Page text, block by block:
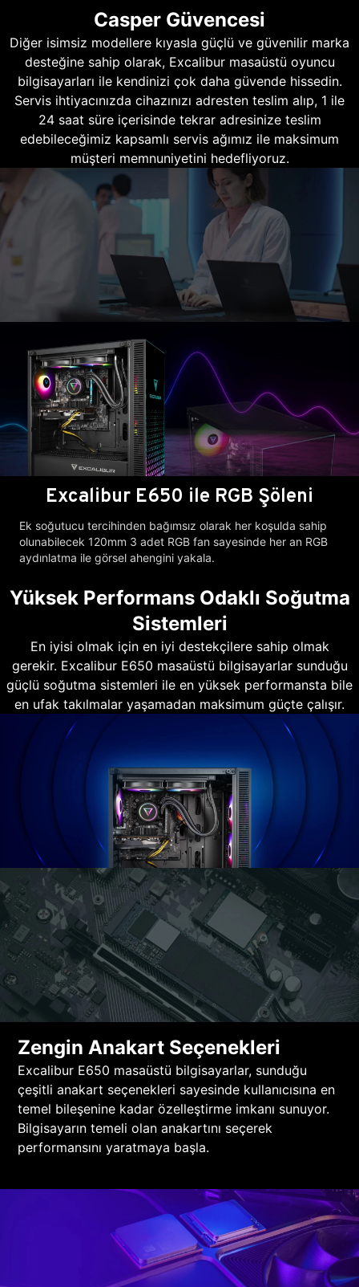
Casper Güvencesi
Diğer isimsiz modellere kıyasla güçlü ve güvenilir marka
desteğine sahip olarak, Excalibur masaüstü oyuncu
bilgisayarları ile kendinizi çok daha güvende hissedin.
Servis ihtiyacınızda cihazınızı adresten teslim alıp, 1 ile
24 saat süre içerisinde tekrar adresinize teslim
edebileceğimiz kapsamlı servis ağımız ile maksimum
müşteri memnuniyetini hedefliyoruz.
Excalibur E650 ile RGB Şöleni
Ek soğutucu tercihinden bağımsız olarak her koşulda sahip
olunabilecek 120mm 3 adet RGB fan sayesinde her an RGB
aydınlatma ile görsel ahengini yakala.
Yüksek Performans Odaklı Soğutma
Sistemleri
En iyisi olmak için en iyi destekçilere sahip olmak
gerekir. Excalibur E650 masaüstü bilgisayarlar sunduğu
güçlü soğutma sistemleri ile en yüksek performansta bile
en ufak takılmalar yaşamadan maksimum güçte çalışır.
Zengin Anakart Seçenekleri
Excalibur E650 masaüstü bilgisayarlar, sunduğu
çeşitli anakart seçenekleri sayesinde kullanıcısına en
temel bileşenine kadar özelleştirme imkanı sunuyor.
Bilgisayarın temeli olan anakartını seçerek
performansını yaratmaya başla.